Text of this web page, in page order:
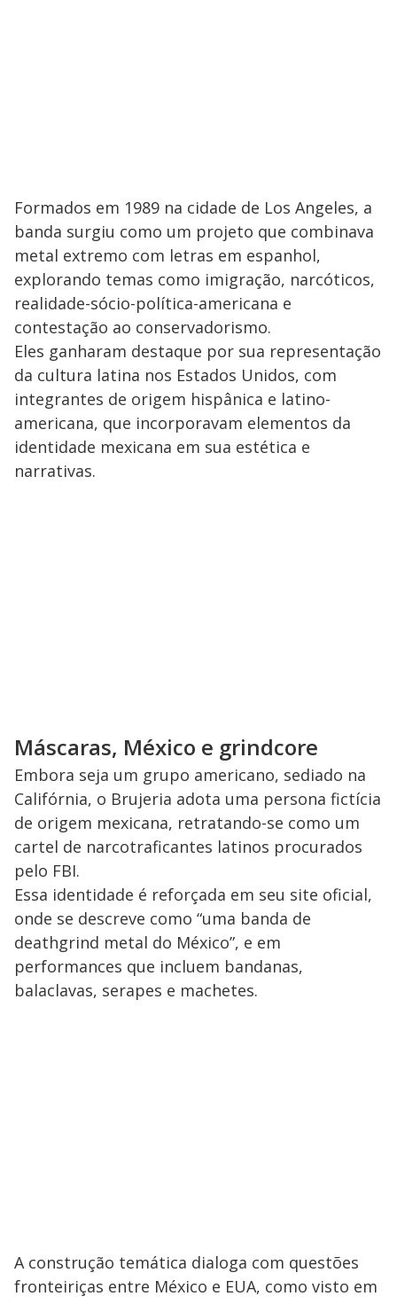
Formados em 1989 na cidade de Los Angeles, a
banda surgiu como um projeto que combinava
metal extremo com letras em espanhol,
explorando temas como imigração, narcóticos,
realidade-sócio-política-americana e
contestação ao conservadorismo.
Eles ganharam destaque por sua representação
da cultura latina nos Estados Unidos, com
integrantes de origem hispânica e latino-
americana, que incorporavam elementos da
identidade mexicana em sua estética e
narrativas.
Máscaras, México e grindcore
Embora seja um grupo americano, sediado na
Califórnia, o Brujeria adota uma persona fictícia
de origem mexicana, retratando-se como um
cartel de narcotraficantes latinos procurados
pelo FBI.
Essa identidade é reforçada em seu site oficial,
onde se descreve como “uma banda de
deathgrind metal do México”, e em
performances que incluem bandanas,
balaclavas, serapes e machetes.
A construção temática dialoga com questões
fronteiriças entre México e EUA, como visto em